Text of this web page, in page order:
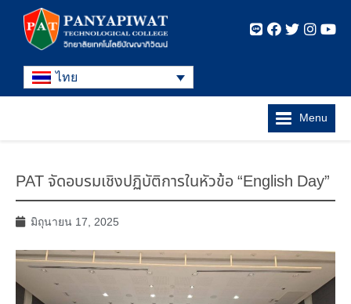
ไทย
Menu
PAT จัดอบรมเชิงปฏิบัติการในหัวข้อ “English Day”
มิถุนายน 17, 2025